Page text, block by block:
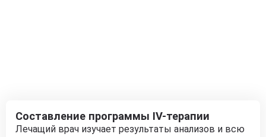
Составление программы IV-терапии
Лечащий врач изучает результаты анализов и всю